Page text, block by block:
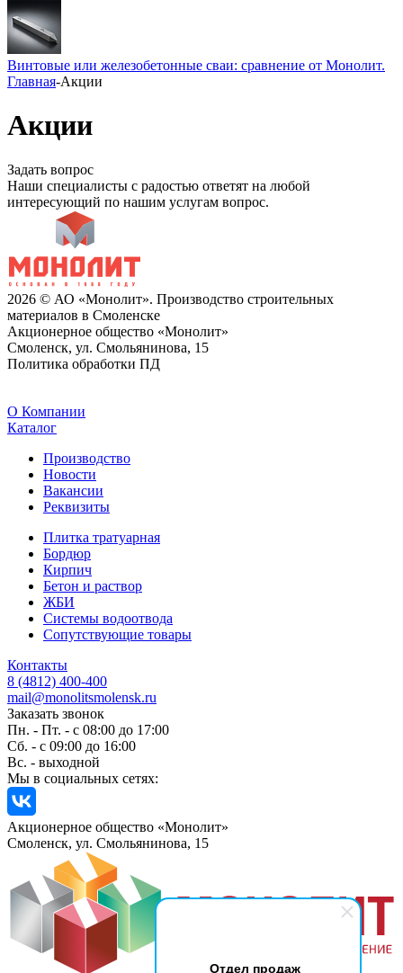
Отдел продаж
Винтовые или железобетонные сваи: сравнение от Монолит.
Главная-Акции
Акции
Задать вопрос
Наши специалисты с радостью ответят на любой
интересующий по нашим услугам вопрос.
2026 © АО «Монолит». Производство строительных
материалов в Смоленске
Акционерное общество «Монолит»
Смоленск, ул. Смольянинова, 15
Политика обработки ПД
O Компании
Каталог
Производство
Новости
Вакансии
Реквизиты
Плитка тратуарная
Бордюр
Кирпич
Бетон и раствор
ЖБИ
Системы водоотвода
Сопутствующие товары
Контакты
8 (4812) 400-400
mail@monolitsmolensk.ru
Заказать звонок
Пн. - Пт. - с 08:00 до 17:00
Сб. - с 09:00 до 16:00
Вс. - выходной
Мы в социальных сетях:
Акционерное общество «Монолит»
Смоленск, ул. Смольянинова, 15